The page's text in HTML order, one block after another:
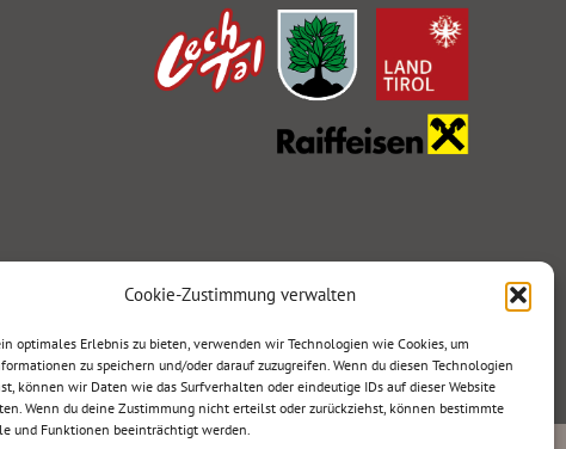
Cookie-Zustimmung verwalten
optimales Erlebnis zu bieten, verwenden wir Technologien wie Cookies, um
zu speichern und/oder darauf zuzugreifen. Wenn du diesen Technologien
können wir Daten wie das Surfverhalten oder eindeutige IDs auf dieser Website
Wenn du deine Zustimmung nicht erteilst oder zurückziehst, können bestimmte
und Funktionen beeinträchtigt werden.
Designed bykreatur.work